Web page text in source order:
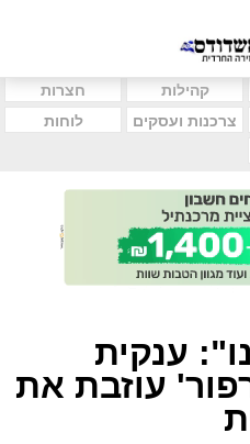
קהילות
חצרות
צרכנות ועסקים
לוחות
ענקית
עוזבת את